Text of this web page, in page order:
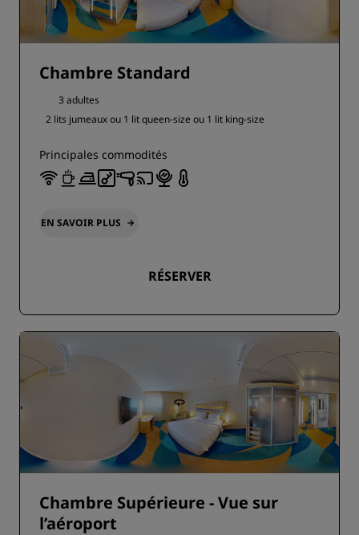
Chambre Standard
3 adultes
2 lits jumeaux ou 1 lit queen-size ou 1 lit king-size
Principales commodités
EN SAVOIR PLUS
RÉSERVER
Chambre Supérieure - Vue sur
l’aéroport